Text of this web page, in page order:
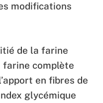
modifications
de la farine
farine complète
en fibres de
glycémique